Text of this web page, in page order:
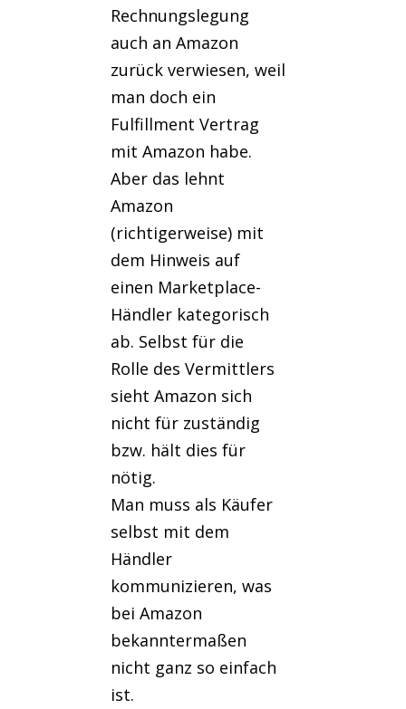
Rechnungslegung
auch an Amazon
zurück verwiesen, weil
man doch ein
Fulfillment Vertrag
mit Amazon habe.
Aber das lehnt
Amazon
(richtigerweise) mit
dem Hinweis auf
einen Marketplace-
Händler kategorisch
ab. Selbst für die
Rolle des Vermittlers
sieht Amazon sich
nicht für zuständig
bzw. hält dies für
nötig.
Man muss als Käufer
selbst mit dem
Händler
kommunizieren, was
bei Amazon
bekanntermaßen
nicht ganz so einfach
ist.